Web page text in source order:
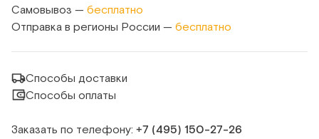
Самовывоз — бесплатно
Отправка в регионы России — бесплатно
Способы доставки
Способы оплаты
Заказать по телефону: +7 (495) 150‑27‑26